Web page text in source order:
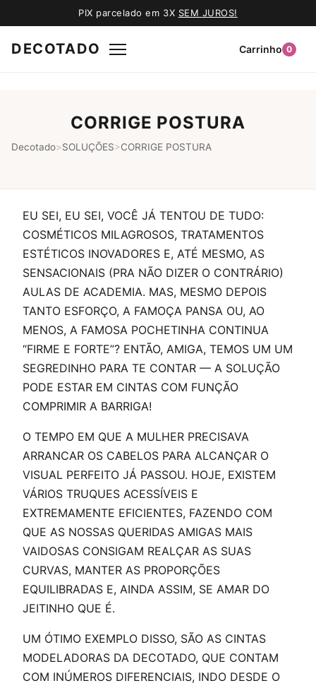
PIX parcelado em 3X SEM JUROS!
DECOTADO Carrinho 0
CORRIGE POSTURA
Decotado>SOLUÇÕES>CORRIGE POSTURA
EU SEI, EU SEI, VOCÊ JÁ TENTOU DE TUDO:
COSMÉTICOS MILAGROSOS, TRATAMENTOS
ESTÉTICOS INOVADORES E, ATÉ MESMO, AS
SENSACIONAIS (PRA NÃO DIZER O CONTRÁRIO)
AULAS DE ACADEMIA. MAS, MESMO DEPOIS
TANTO ESFORÇO, A FAMOÇA PANSA OU, AO
MENOS, A FAMOSA POCHETINHA CONTINUA
“FIRME E FORTE”? ENTÃO, AMIGA, TEMOS UM UM
SEGREDINHO PARA TE CONTAR — A SOLUÇÃO
PODE ESTAR EM CINTAS COM FUNÇÃO
COMPRIMIR A BARRIGA!
O TEMPO EM QUE A MULHER PRECISAVA
ARRANCAR OS CABELOS PARA ALCANÇAR O
VISUAL PERFEITO JÁ PASSOU. HOJE, EXISTEM
VÁRIOS TRUQUES ACESSÍVEIS E
EXTREMAMENTE EFICIENTES, FAZENDO COM
QUE AS NOSSAS QUERIDAS AMIGAS MAIS
VAIDOSAS CONSIGAM REALÇAR AS SUAS
CURVAS, MANTER AS PROPORÇÕES
EQUILIBRADAS E, AINDA ASSIM, SE AMAR DO
JEITINHO QUE É.
UM ÓTIMO EXEMPLO DISSO, SÃO AS CINTAS
MODELADORAS DA DECOTADO, QUE CONTAM
COM INÚMEROS DIFERENCIAIS, INDO DESDE O